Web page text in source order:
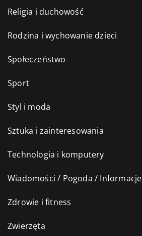
Religia i duchowość
Rodzina i wychowanie dzieci
Społeczeństwo
Sport
Styl i moda
Sztuka i zainteresowania
Technologia i komputery
Wiadomości / Pogoda / Informacje
Zdrowie i fitness
Zwierzęta